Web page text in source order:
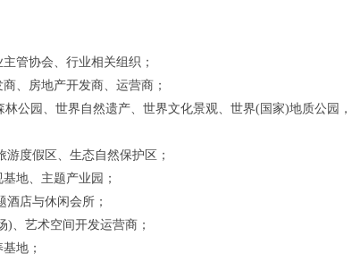
管协会、行业相关组织；
、房地产开发商、运营商；
公园、世界自然遗产、世界文化景观、世界(国家)地质公园
度假区、生态自然保护区；
地、主题产业园；
店与休闲会所；
、艺术空间开发运营商；
地；